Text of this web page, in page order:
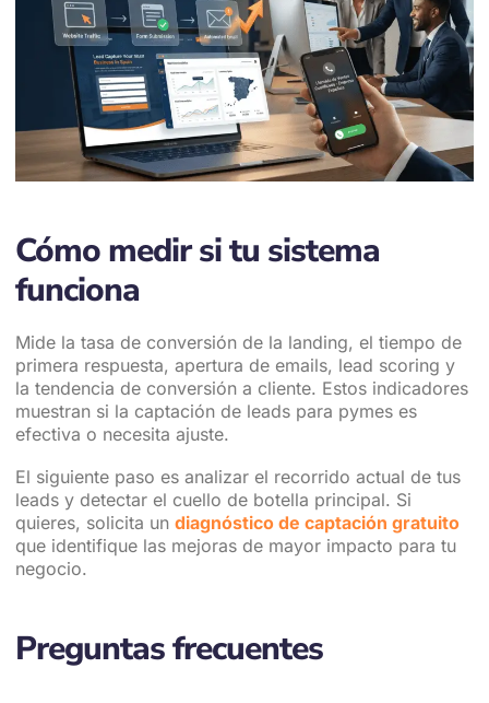
Cómo medir si tu sistema
funciona
Mide la tasa de conversión de la landing, el tiempo de
primera respuesta, apertura de emails, lead scoring y
la tendencia de conversión a cliente. Estos indicadores
muestran si la captación de leads para pymes es
efectiva o necesita ajuste.
El siguiente paso es analizar el recorrido actual de tus
leads y detectar el cuello de botella principal. Si
quieres, solicita un diagnóstico de captación gratuito
que identifique las mejoras de mayor impacto para tu
negocio.
Preguntas frecuentes